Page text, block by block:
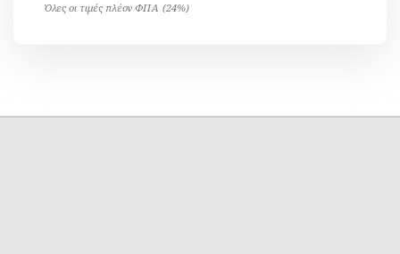
Όλες οι τιμές πλέον ΦΠΑ (24%)